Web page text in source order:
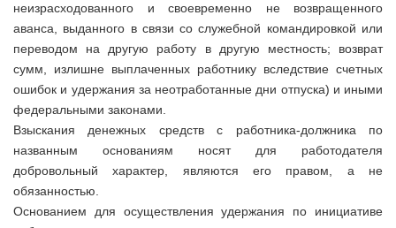
неизрасходованного и своевременно не возвращенного
аванса, выданного в связи со служебной командировкой или
переводом на другую работу в другую местность; возврат
сумм, излишне выплаченных работнику вследствие счетных
ошибок и удержания за неотработанные дни отпуска) и иными
федеральными законами.
Взыскания денежных средств с работника-должника по
названным основаниям носят для работодателя
добровольный характер, являются его правом, а не
обязанностью.
Основанием для осуществления удержания по инициативе